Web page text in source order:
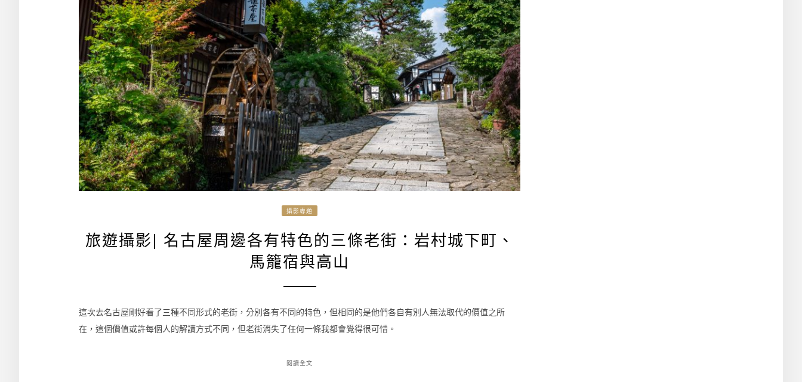
攝影專題
旅遊攝影| 名古屋周邊各有特色的三條老街：岩村城下町、
馬籠宿與高山
這次去名古屋剛好看了三種不同形式的老街，分別各有不同的特色，但相同的是他們各自有別人無法取代的價值之所
在，這個價值或許每個人的解讀方式不同，但老街消失了任何一條我都會覺得很可惜。
閱讀全文